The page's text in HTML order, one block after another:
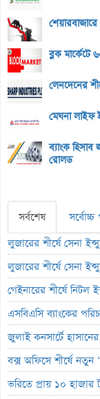
ব্লক
লেনদেনের
মেঘনা লাইফ
ব্যাংক
রোলড
সর্বশেষ
লুজারের শীর্ষে সেনা
লুজারের শীর্ষে সেনা
গেইনারের শীর্ষে নিটল
এসবিএসি ব্যাংকের
জুলাই কনসার্টে
বক্স অফিসে শীর্ষে নতুন
ভরিতে প্রায় ১০ হাজার